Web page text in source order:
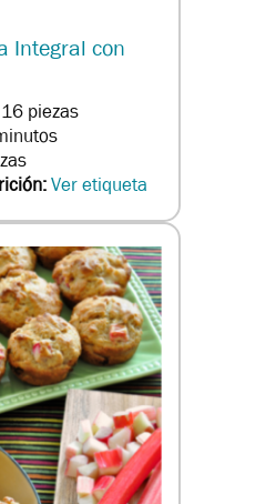
Integral con
16 piezas
Ver etiqueta